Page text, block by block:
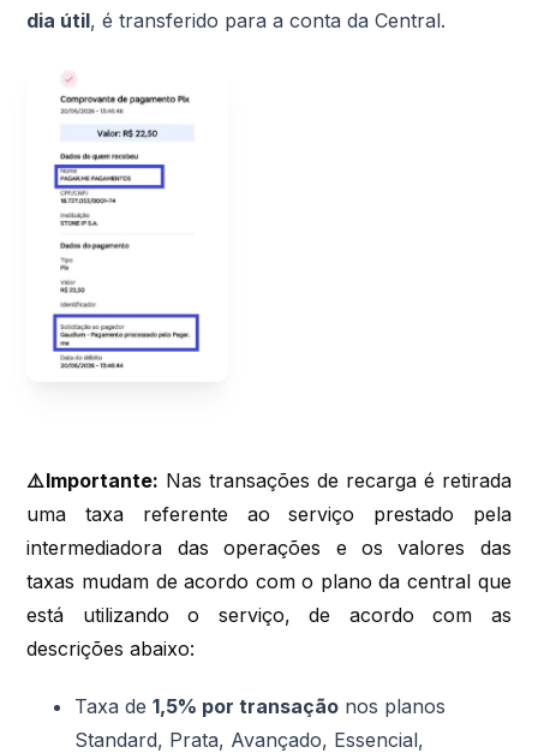
dia útil, é transferido para a conta da Central.
⚠️Importante: Nas transações de recarga é retirada
uma taxa referente ao serviço prestado pela
intermediadora das operações e os valores das
taxas mudam de acordo com o plano da central que
está utilizando o serviço, de acordo com as
descrições abaixo:
Taxa de1,5% por transação nos planos
Standard, Prata, Avançado, Essencial,